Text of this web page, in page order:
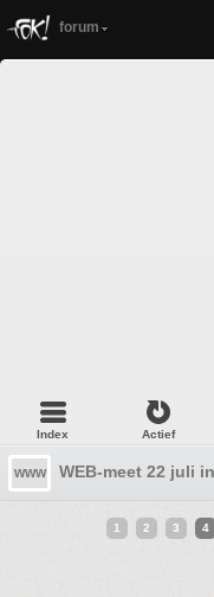
forum
Index Actief
www WEB-meet 22 juli
1 2 3 4